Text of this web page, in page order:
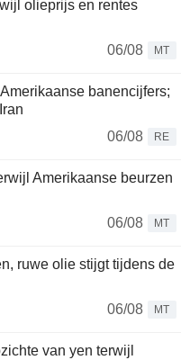
olieprijs en rentes
06/08
MT
banencijfers;
06/08
RE
Amerikaanse beurzen
06/08
MT
ruwe olie stijgt tijdens de
06/08
MT
van yen terwijl